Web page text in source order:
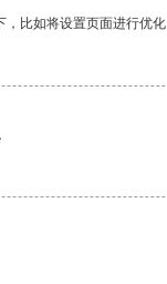
比如将设置页面进行优